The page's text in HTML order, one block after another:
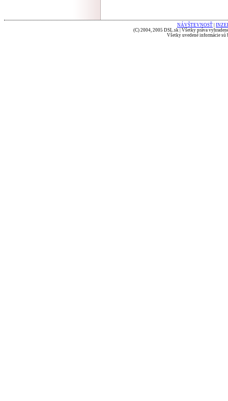
NÁVŠTEVNOSŤ
(C) 2004, 2005 DSL.sk | Všetky práva
Všetky uvedené informácie sú